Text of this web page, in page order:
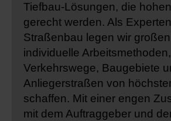
Tiefbau-Lösungen, die
gerecht werden. Als
Straßenbau legen wir
individuelle
Verkehrswege, Baugebiete
Anliegerstraßen von
schaffen. Mit einer engen
mit dem Auftraggeber und